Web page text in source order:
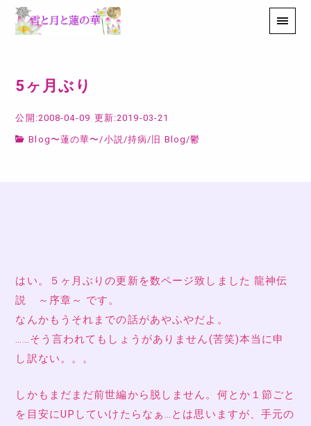
5ヶ月ぶり
公開:2008-04-09 更新:2019-03-21
Blog〜蓮の華〜 /小説 /持病 / 旧 Blog /鬱
はい。５ヶ月ぶりの更新を数ページ致しました 龍神伝
説 ～序章～ です。
なんかもうそれまでの話があやふやだよ。
……そう言われてもしょうがありません(苦笑)本当に申
し訳ない。。。
しかもまだまだ前世編から脱しません。何とか１節ごと
を目安にUPしていけたらなぁ…とは思いますが、手元の